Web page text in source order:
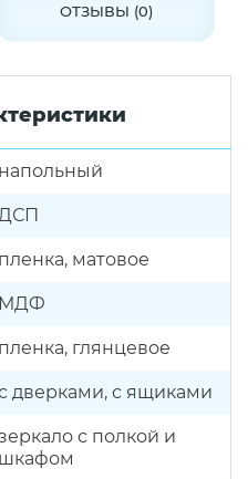
ОТЗЫВЫ (0)
напольный
пленка, матовое
МДФ
пленка, глянцевое
дверками, с ящиками
с полкой и
шкафом